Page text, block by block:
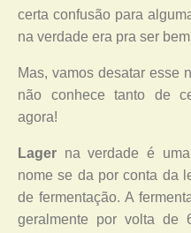
certa confusão para
na verdade era pra ser
Mas, vamos desatar esse
não conhece tanto de
agora!
Lager na verdade é
nome se da por conta da
de fermentação. A
geralmente por volta de